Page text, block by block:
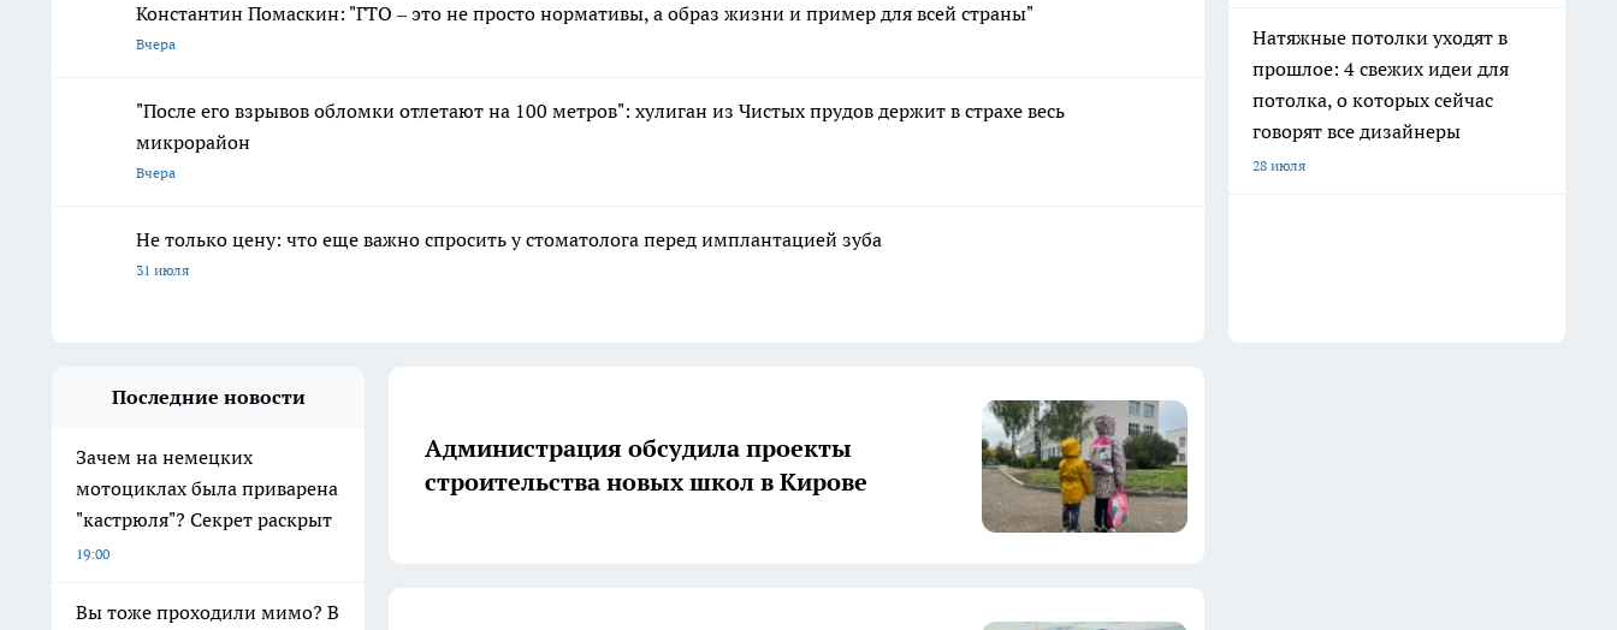
Константин Помаскин: "ГТО – это не просто нормативы, а образ жизни и пример для всей страны"
Вчера
"После его взрывов обломки отлетают на 100 метров": хулиган из Чистых прудов держит в страхе весь
микрорайон
Вчера
Не только цену: что еще важно спросить у стоматолога перед имплантацией зуба
31 июля
Натяжные потолки уходят в
прошлое: 4 свежих идеи для
потолка, о которых сейчас
говорят все дизайнеры
28 июля
Последние новости
Зачем на немецких
мотоциклах была приварена
"кастрюля"? Секрет раскрыт
19:00
Вы тоже проходили мимо? В
Администрация обсудила проекты
строительства новых школ в Кирове